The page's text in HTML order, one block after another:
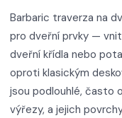
Barbaric traverza na
pro dveřní prvky —
dveřní křídla nebo
oproti klasickým
jsou podlouhlé, často
výřezy, a jejich